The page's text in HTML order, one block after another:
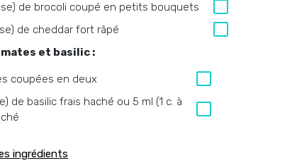
de brocoli coupé en petits bouquets
de cheddar fort râpé
et basilic :
coupées en deux
de basilic frais haché ou 5 ml (1 c. à
ingrédients